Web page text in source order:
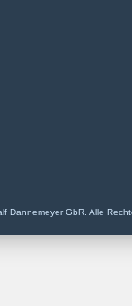
Dannemeyer GbR. Alle